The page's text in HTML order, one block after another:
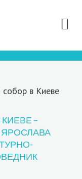
собор в Киеве
–